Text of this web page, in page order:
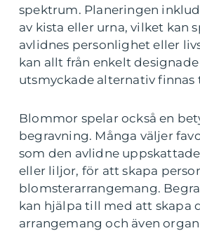
spektrum. Planeringen
av kista eller urna, vilket kan
avlidnes personlighet eller
kan allt från enkelt
utsmyckade alternativ
Blommor spelar också en
begravning. Många väljer
som den avlidne
eller liljor, för att skapa
blomsterarrangemang.
kan hjälpa till med att skapa
arrangemang och även